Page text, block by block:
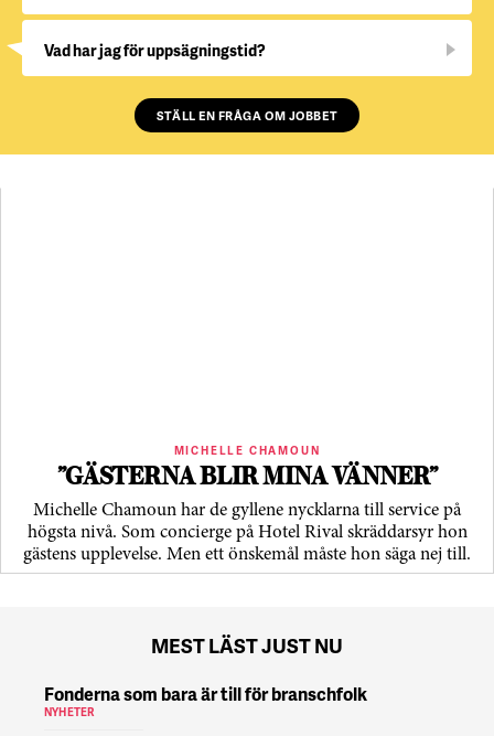
Vad har jag för uppsägningstid?
STÄLL EN FRÅGA OM JOBBET
MICHELLE CHAMOUN
”GÄSTERNA BLIR MINA VÄNNER”
Michelle Chamoun har de gyllene nycklarna till service på
högsta nivå. Som concierge på Hotel Rival skräddarsyr hon
gästens upp­levelse. Men ett önskemål måste hon säga nej till.
MEST LÄST JUST NU
Fonderna som bara är till för branschfolk
NYHETER